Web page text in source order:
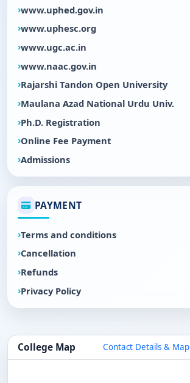
www.uphed.gov.in
www.uphesc.org
www.ugc.ac.in
www.naac.gov.in
Rajarshi Tandon Open University
Maulana Azad National Urdu Univ.
Ph.D. Registration
Online Fee Payment
Admissions
PAYMENT
Terms and conditions
Cancellation
Refunds
Privacy Policy
College Map Contact Details & Map